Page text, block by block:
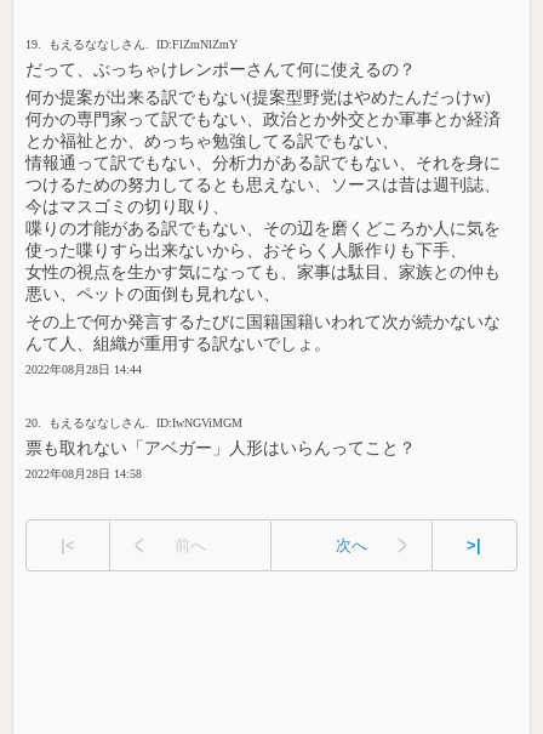
19. もえるななしさん. ID:FlZmNlZmY
だって、ぶっちゃけレンポーさんて何に使えるの？
何か提案が出来る訳でもない(提案型野党はやめたんだっけw)
何かの専門家って訳でもない、政治とか外交とか軍事とか経済
とか福祉とか、めっちゃ勉強してる訳でもない、
情報通って訳でもない、分析力がある訳でもない、それを身に
つけるための努力してるとも思えない、ソースは昔は週刊誌、
今はマスゴミの切り取り、
喋りの才能がある訳でもない、その辺を磨くどころか人に気を
使った喋りすら出来ないから、おそらく人脈作りも下手、
女性の視点を生かす気になっても、家事は駄目、家族との仲も
悪い、ペットの面倒も見れない、
その上で何か発言するたびに国籍国籍いわれて次が続かないな
んて人、組織が重用する訳ないでしょ。
2022年08月28日 14:44
20. もえるななしさん. ID:IwNGViMGM
票も取れない「アベガー」人形はいらんってこと？
2022年08月28日 14:58
|< 前へ 次へ >|